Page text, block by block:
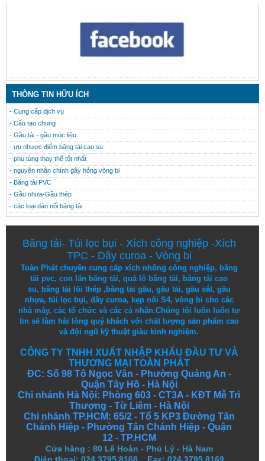
THÔNG TIN HỮU ÍCH
- Cung cấp dịch vụ
- Cấu tạo chung
- Gầu tải - gầu múc liệu
- ưu nhược điểm băng tải cao su
- phụ tùng thay thế tốt nhất
- nguyên nhân chính gây hỏng vòng bi
- Băng tải PVC
- Gầu nhưa-Gầu thép
- các loại dán nối băng tải
Băng tải- Túi lọc bụi - Xích công nghiệp-Xích
TPC - Dây curoa- Vòng bi
Toàn Phát chuyên cung cấp xích nhông công nghiệp, băng
tải pvc,con lăn băng tải,quả lô băng tải, băng tải cao
su, băng tải lõi thép, băng tải gầu, gầu tải, gầu sắt, gầu
nhựa, túi lọc bụi, dây curoa, kẹp nối S4, vòng bi cho các
nhà máy, các tổ chức và các cá nhân.Chúng tôi luôn luôn tự
tin sẽ làm hài lòng quý khách với chất lượng sảnphẩm cao
vàđội ngũ kỹ thuậtgiàu kinh nghiệm.
CÔNG TY TNHH XUẤT NHẬP KHẨU ĐẦU TƯ VÀ
THƯƠNG MẠI TOÀN PHÁT
ĐC: Số 98 Tô Ngọc Vân - Phường Quảng An -
Quận Tây Hồ - Hà Nội
Chi nhánh Hà Nội: Phòng 603 - CT3A - KĐT Mễ Trì
Thượng - Từ Liêm - Hà Nội
Chi nhánh TP.HCM: 65/2 - Tổ 5 KP3 Đường Tân
Chánh Hiệp - Phường Tân Chánh Hiệp - Quận
12 - TP.HCM
Cửa hàng : 80 Lê Hoàn - Phủ Lý - Hà Nam